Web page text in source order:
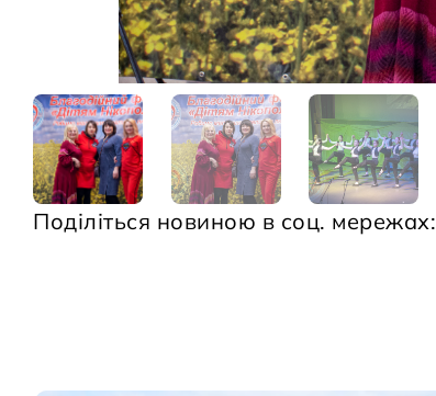
Поділіться новиною в соц. мережах: